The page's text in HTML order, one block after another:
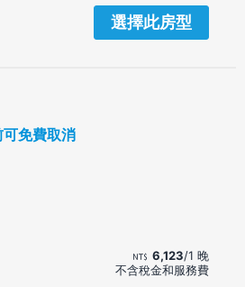
選擇此房型
免費取消
6,123/1 晚
不含稅金和服務費